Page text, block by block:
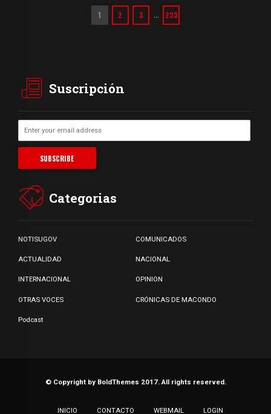
1 2 3 … 233
Suscripción
Categorias
NOTISUGOV COMUNICADOS
ACTUALIDAD NACIONAL
INTERNACIONAL OPINION
OTRAS VOCES CRÓNICAS DE MACONDO
Podcast
© Copyright by BoldThemes 2017. All rights reserved.
INICIO CONTACTO WEBMAIL LOGIN